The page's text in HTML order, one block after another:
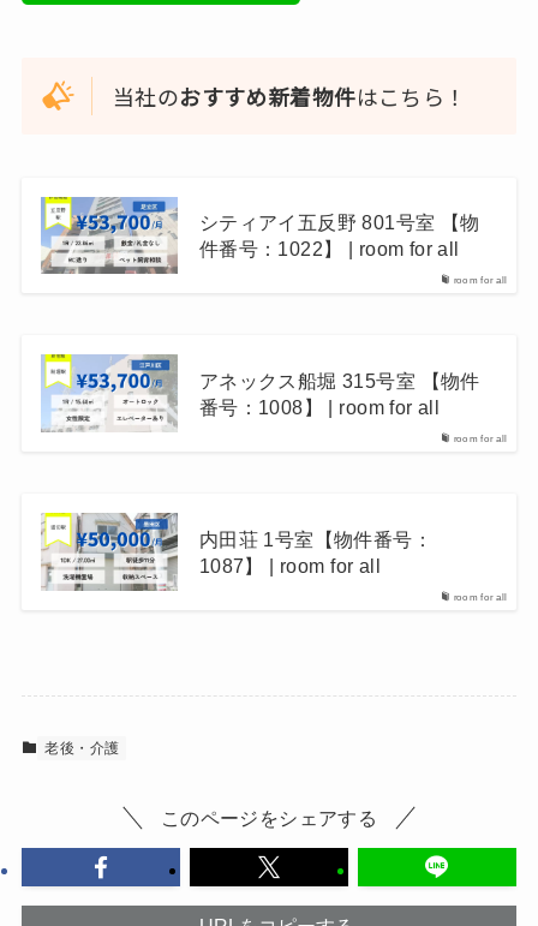
当社のおすすめ新着物件はこちら！
room for all
シティアイ五反野 801号室 【物
件番号：1022】 | room for all
room for all
アネックス船堀 315号室 【物件
番号：1008】 | room for all
room for all
内田荘 1号室【物件番号：
1087】 | room for all
老後・介護
このページをシェアする